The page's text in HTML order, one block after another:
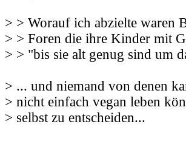
> > Worauf ich abzielte waren
> > Foren die ihre Kinder mit
> > "bis sie alt genug sind um
> ... und niemand von denen
> nicht einfach vegan leben
> selbst zu entscheiden...